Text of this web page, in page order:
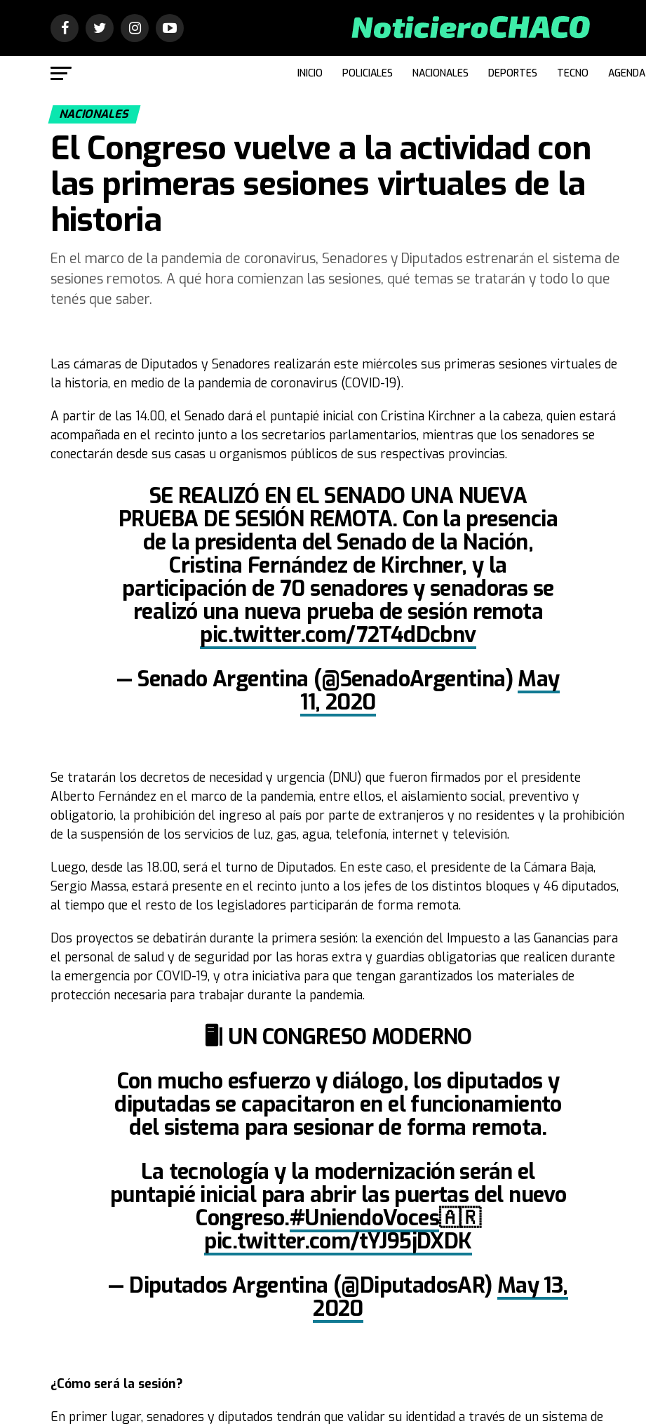
INICIO POLICIALES NACIONALES DEPORTES TECNO AGENDA
NACIONALES
El Congreso vuelve a la actividad con
las primeras sesiones virtuales de la
historia
En el marco de la pandemia de coronavirus, Senadores y Diputados estrenarán el sistema de
sesiones remotos. A qué hora comienzan las sesiones, qué temas se tratarán y todo lo que
tenés que saber.
Las cámaras de Diputados y Senadores realizarán este miércoles sus primeras sesiones virtuales de
la historia, en medio de la pandemia de coronavirus (COVID-19).
A partir de las 14.00, el Senado dará el puntapié inicial con Cristina Kirchner a la cabeza, quien estará
acompañada en el recinto junto a los secretarios parlamentarios, mientras que los senadores se
conectarán desde sus casas u organismos públicos de sus respectivas provincias.
SE REALIZÓ EN EL SENADO UNA NUEVA
PRUEBA DE SESIÓN REMOTA. Con la presencia
de la presidenta del Senado de la Nación,
Cristina Fernández de Kirchner, y la
participación de 70 senadores y senadoras se
realizó una nueva prueba de sesión remota
pic.twitter.com/72T4dDcbnv
— Senado Argentina (@SenadoArgentina) May
11, 2020
Se tratarán los decretos de necesidad y urgencia (DNU) que fueron firmados por el presidente
Alberto Fernández en el marco de la pandemia, entre ellos, el aislamiento social, preventivo y
obligatorio, la prohibición del ingreso al país por parte de extranjeros y no residentes y la prohibición
de la suspensión de los servicios de luz, gas, agua, telefonía, internet y televisión.
Luego, desde las 18.00, será el turno de Diputados. En este caso, el presidente de la Cámara Baja,
Sergio Massa, estará presente en el recinto junto a los jefes de los distintos bloques y 46 diputados,
al tiempo que el resto de los legisladores participarán de forma remota.
Dos proyectos se debatirán durante la primera sesión: la exención del Impuesto a las Ganancias para
el personal de salud y de seguridad por las horas extra y guardias obligatorias que realicen durante
la emergencia por COVID-19, y otra iniciativa para que tengan garantizados los materiales de
protección necesaria para trabajar durante la pandemia.
🖥| UN CONGRESO MODERNO
Con mucho esfuerzo y diálogo, los diputados y
diputadas se capacitaron en el funcionamiento
del sistema para sesionar de forma remota.
La tecnología y la modernización serán el
puntapié inicial para abrir las puertas del nuevo
Congreso.#UniendoVoces🇦🇷
pic.twitter.com/tYJ95jDXDK
— Diputados Argentina (@DiputadosAR) May 13,
2020
¿Cómo será la sesión?
En primer lugar, senadores y diputados tendrán que validar su identidad a través de un sistema de